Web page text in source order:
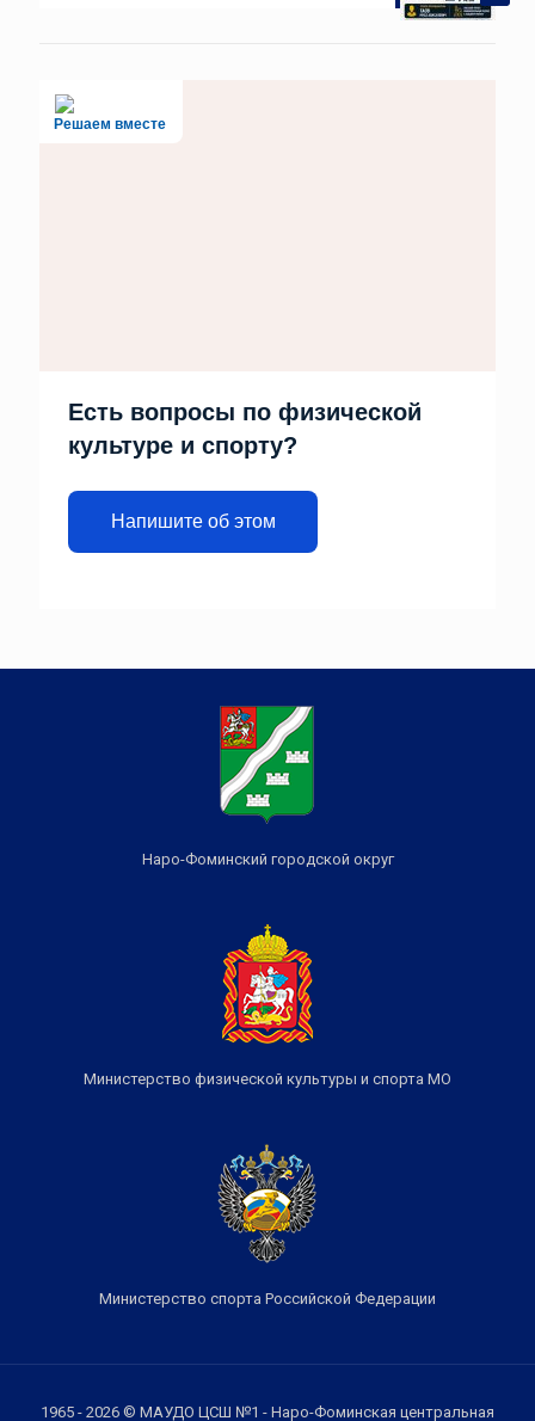
Решаем вместе
Есть вопросы по физической
культуре и спорту?
Напишите об этом
Наро-Фоминский городской округ
Министерство физической культуры и спорта МО
Министерство спорта Российской Федерации
1965 - 2026 © МАУДО ЦСШ №1 - Наро-Фоминская центральная